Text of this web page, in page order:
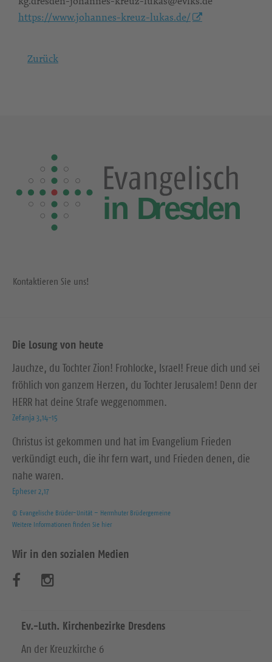
https://www.johannes-kreuz-lukas.de/
Zurück
Kontaktieren Sie uns!
Die Losung von heute
Jauchze, du Tochter Zion! Frohlocke, Israel! Freue dich und sei
fröhlich von ganzem Herzen, du Tochter Jerusalem! Denn der
HERR hat deine Strafe weggenommen.
Zefanja 3,14-15
Christus ist gekommen und hat im Evangelium Frieden
verkündigt euch, die ihr fern wart, und Frieden denen, die
nahe waren.
Epheser 2,17
© Evangelische Brüder-Unität – Herrnhuter Brüdergemeine
Weitere Informationen finden Sie hier
Wir in den sozialen Medien
s
u
s
u
Ev.-Luth. Kirchenbezirke Dresdens
An der Kreuzkirche 6